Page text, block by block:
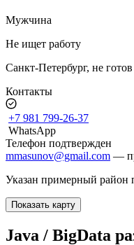
Мужчина
Не ищет работу
Санкт-Петербург, не
Контакты
+7 981 799-26-37
WhatsApp
Телефон подтвержден
mmasunov@gmail.com —
Указан примерный район
Показать карту
Java / BigData